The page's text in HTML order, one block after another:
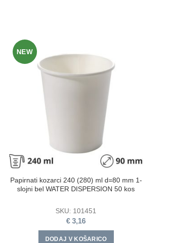
NEW
Papirnati kozarci 240 (280) ml d=80 mm 1-
slojni bel WATER DISPERSION 50 kos
SKU: 101451
€3,16
DODAJ V KOŠARICO